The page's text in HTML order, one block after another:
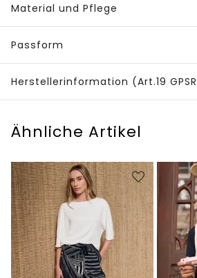
Material und Pflege
Passform
Herstellerinformation (Art.19
Ähnliche Artikel